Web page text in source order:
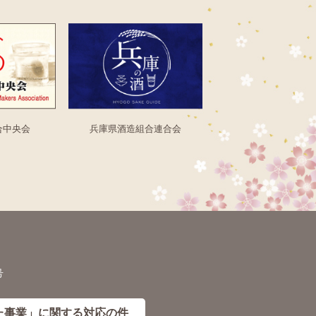
中央会 兵庫県酒造組合連合会
事業」に関する対応の件